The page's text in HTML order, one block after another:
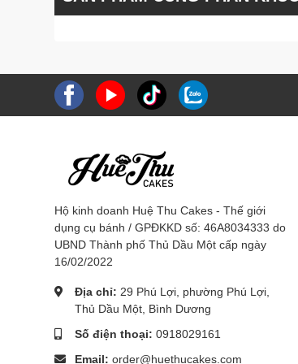
Hộ kinh doanh Huệ Thu Cakes - Thế giới
dụng cụ bánh / GPĐKKD số: 46A8034333 do
UBND Thành phố Thủ Dầu Một cấp ngày
16/02/2022
Địa chỉ: 29 Phú Lợi, phường Phú Lợi,
Thủ Dầu Một, Bình Dương
Số điện thoại: 0918029161
Email: order@huethucakes.com